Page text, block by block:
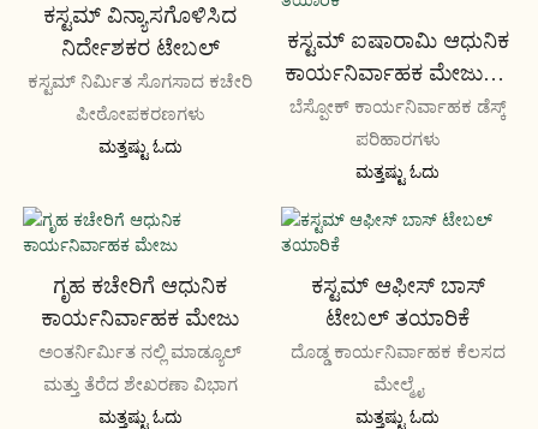
ಕಸ್ಟಮ್ ವಿನ್ಯಾಸಗೊಳಿಸಿದ
ನಿರ್ದೇಶಕರ ಟೇಬಲ್
ಕಸ್ಟಮ್ ನಿರ್ಮಿತ ಸೊಗಸಾದ ಕಚೇರಿ
ಪೀಠೋಪಕರಣಗಳು
ಮತ್ತಷ್ಟು ಓದು
ಕಸ್ಟಮ್ ಐಷಾರಾಮಿ ಆಧುನಿಕ
ಕಾರ್ಯನಿರ್ವಾಹಕ ಮೇಜುಗಳ
ತಯಾರಕ
ಬೆಸ್ಪೋಕ್ ಕಾರ್ಯನಿರ್ವಾಹಕ ಡೆಸ್ಕ್
ಪರಿಹಾರಗಳು
ಮತ್ತಷ್ಟು ಓದು
ಗೃಹ ಕಚೇರಿಗೆ ಆಧುನಿಕ
ಕಾರ್ಯನಿರ್ವಾಹಕ ಮೇಜು
ಅಂತರ್ನಿರ್ಮಿತ ನಲ್ಲಿ ಮಾಡ್ಯೂಲ್
ಮತ್ತು ತೆರೆದ ಶೇಖರಣಾ ವಿಭಾಗ
ಮತ್ತಷ್ಟು ಓದು
ಕಸ್ಟಮ್ ಆಫೀಸ್ ಬಾಸ್
ಟೇಬಲ್ ತಯಾರಿಕೆ
ದೊಡ್ಡ ಕಾರ್ಯನಿರ್ವಾಹಕ ಕೆಲಸದ
ಮೇಲ್ಮೈ
ಮತ್ತಷ್ಟು ಓದು